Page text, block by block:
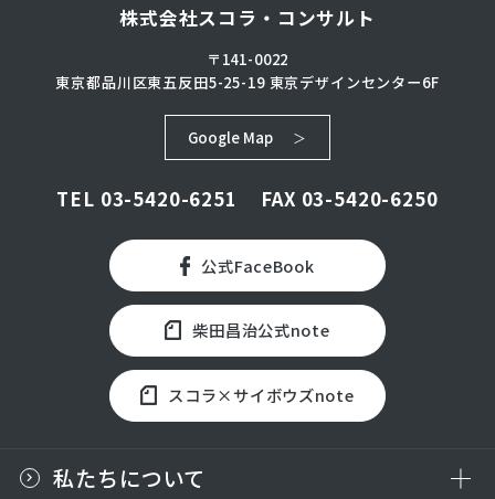
株式会社スコラ・コンサルト
〒141-0022
東京都品川区東五反田5-25-19東京デザインセンター6F
Google Map
TEL 03-5420-6251 FAX 03-5420-6250
公式FaceBook
柴田昌治公式note
スコラ×サイボウズnote
私たちについて